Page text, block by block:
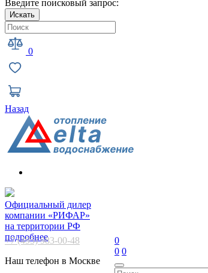
Введите поисковый запрос:
Искать
0
Назад
Официальный дилер
компании «РИФАР»
на территории РФ
подробнее
+7 (495) 983-00-48
Наш телефон в Москве
0
0 0